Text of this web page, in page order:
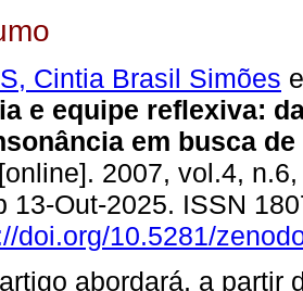
Cintia Brasil Simões
e equipe reflexiva:
em busca de
[online]. 2007, vol.4,
13-Out-2025. ISSN
doi.org/10.5281/
abordará, a partir